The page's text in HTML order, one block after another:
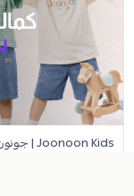
Joonoon Kids | جونون كيدز